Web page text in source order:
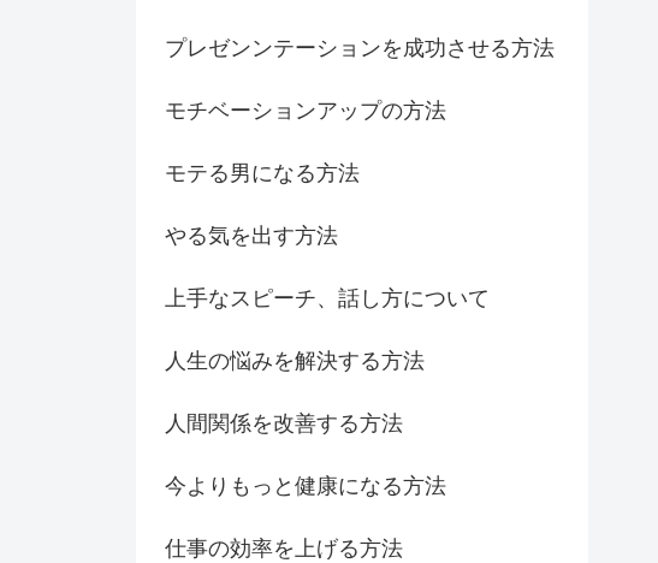
プレゼンンテーションを成功させる方法
モチベーションアップの方法
モテる男になる方法
やる気を出す方法
上手なスピーチ、話し方について
人生の悩みを解決する方法
人間関係を改善する方法
今よりもっと健康になる方法
仕事の効率を上げる方法